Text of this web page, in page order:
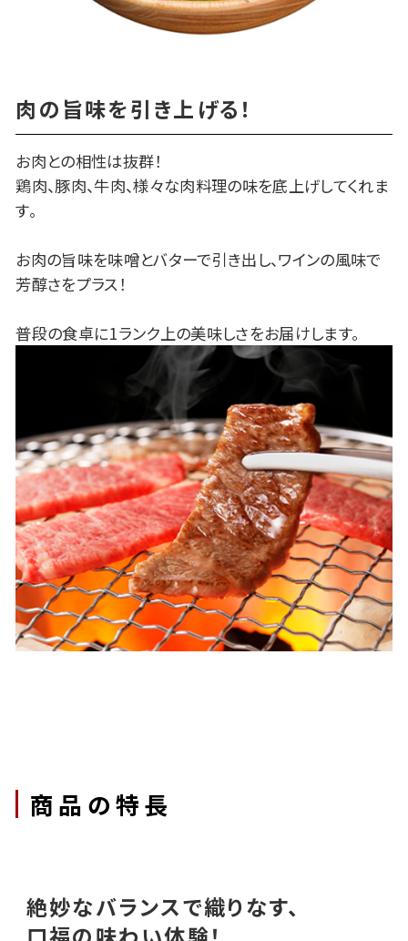
肉の旨味を引き上げる！
お肉との相性は抜群！
鶏肉、豚肉、牛肉、様々な肉料理の味を底上げしてくれま
す。
お肉の旨味を味噌とバターで引き出し、ワインの風味で
芳醇さをプラス！
普段の食卓に1ランク上の美味しさをお届けします。
商品の特長
Features
絶妙なバランスで織りなす、